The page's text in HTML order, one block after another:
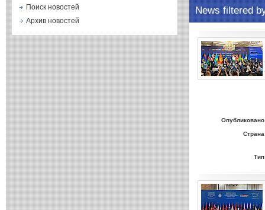
Поиск новостей
Архив новостей
News filtered